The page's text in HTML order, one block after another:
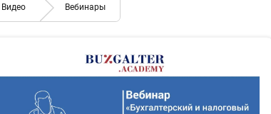
Видео Вебинары